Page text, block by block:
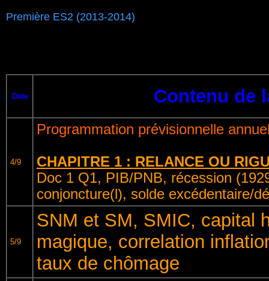
Première ES2 (2013-2014)
Date Contenu de
4/9
Programmation prévisionnelle
CHAPITRE 1 : RELANCE OU
Doc 1 Q1, PIB/PNB, récession
conjoncture(l), solde excédentaire/
5/9
SNM et SM, SMIC, capital
magique, correlation
taux de chômage